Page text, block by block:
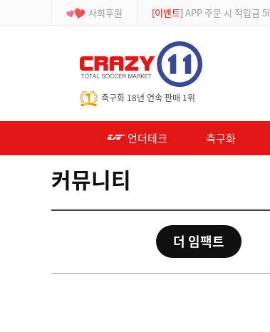
사회후원 [이벤트] APP 주문 시 적립금
축구화 18년 연속 판매 1위
언더테크 축구화
커뮤니티
더 임팩트